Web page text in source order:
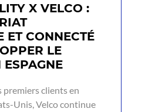
X VELCO :
ET CONNECTÉ
LE
ESPAGNE
premiers clients en
Unis, Velco continue